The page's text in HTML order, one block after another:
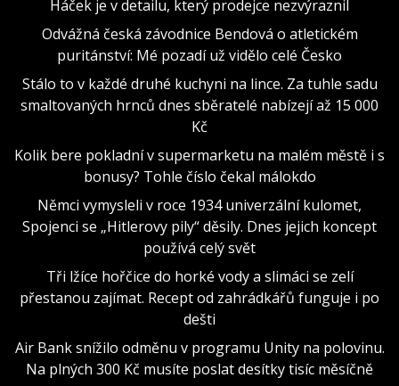
Háček je v detailu, který prodejce nezvýraznil
Odvážná česká závodnice Bendová o atletickém
puritánství: Mé pozadí už vidělo celé Česko
Stálo to v každé druhé kuchyni na lince. Za tuhle sadu
smaltovaných hrnců dnes sběratelé nabízejí až 15 000
Kč
Kolik bere pokladní v supermarketu na malém městě i s
bonusy? Tohle číslo čekal málokdo
Němci vymysleli v roce 1934 univerzální kulomet,
Spojenci se „Hitlerovy pily“ děsily. Dnes jejich koncept
používá celý svět
Tři lžíce hořčice do horké vody a slimáci se zelí
přestanou zajímat. Recept od zahrádkářů funguje i po
dešti
Air Bank snížilo odměnu v programu Unity na polovinu.
Na plných 300 Kč musíte poslat desítky tisíc měsíčně